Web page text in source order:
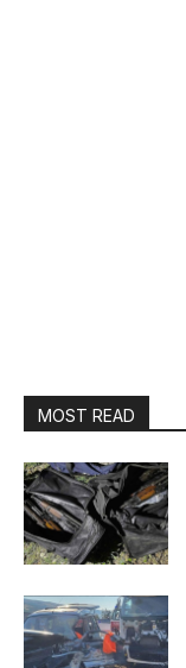
MOST READ